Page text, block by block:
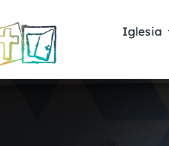
Iglesia